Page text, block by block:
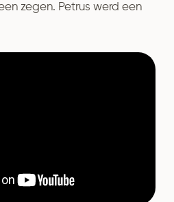
zegen. Petrus werd een